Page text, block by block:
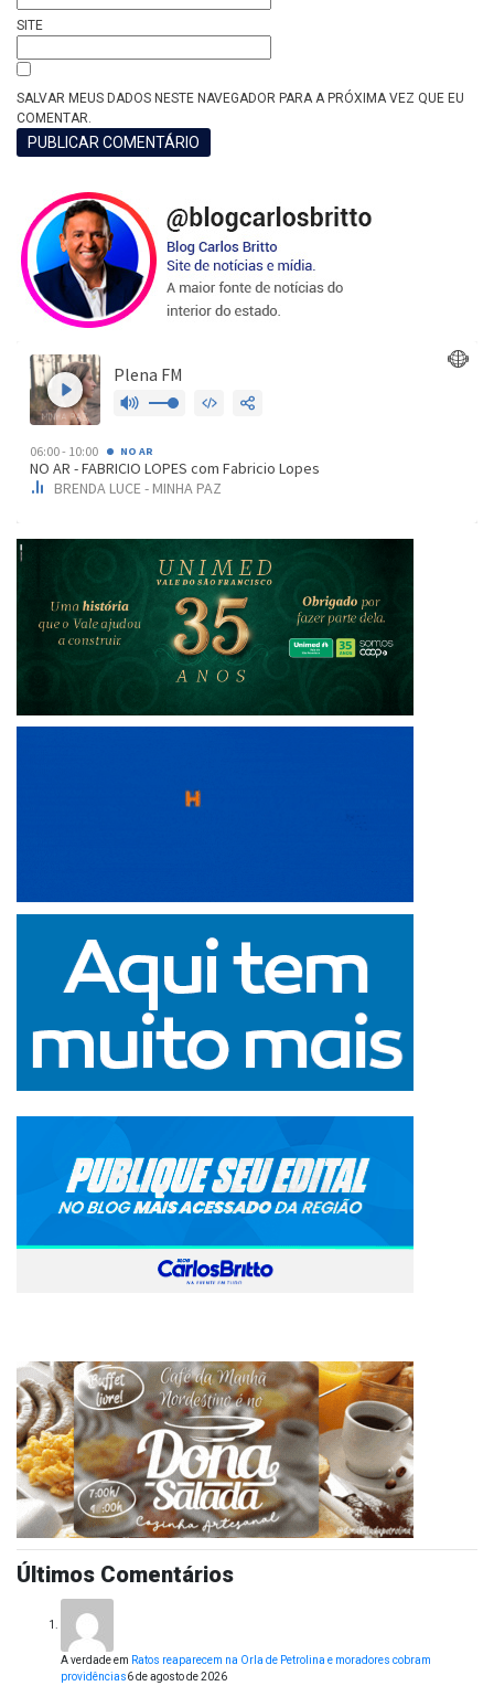
SITE
SALVAR MEUS DADOS NESTE NAVEGADOR PARA A PRÓXIMA VEZ QUE EU
COMENTAR.
Últimos Comentários
A verdadeem Ratos reaparecem na Orla de Petrolina e moradores cobram
providências6 de agosto de 2026